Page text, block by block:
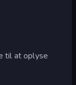
til at oplyse